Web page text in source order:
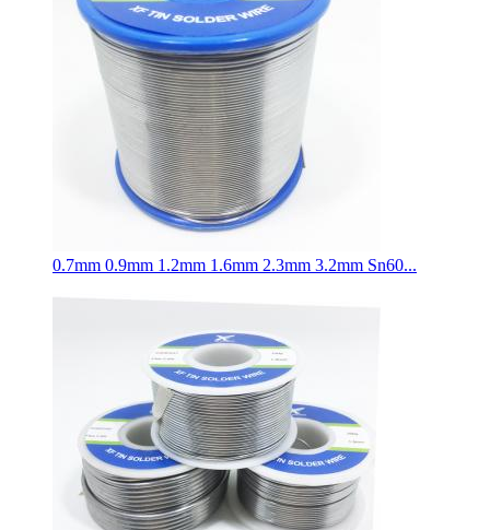
0.7mm 0.9mm 1.2mm 1.6mm 2.3mm 3.2mm Sn60...